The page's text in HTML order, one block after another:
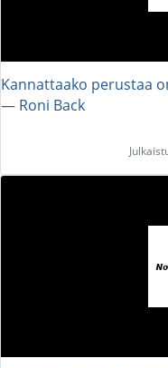
Kannattaako perustaa
― Roni Back